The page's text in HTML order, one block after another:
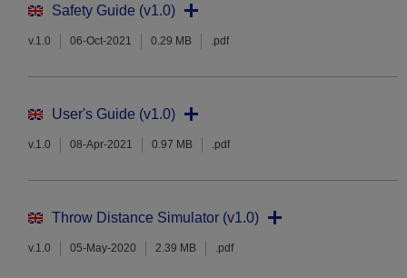
Safety Guide (v1.0)
v.1.0 06-Oct-2021 0.29 MB .pdf
User's Guide (v1.0)
v.1.0 08-Apr-2021 0.97 MB .pdf
Throw Distance Simulator (v1.0)
v.1.0 05-May-2020 2.39 MB .pdf